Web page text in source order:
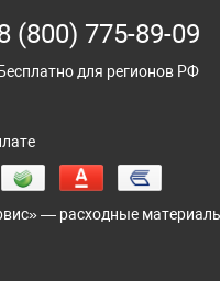
(800) 775-89-09
Бесплатно для регионов РФ
— расходные